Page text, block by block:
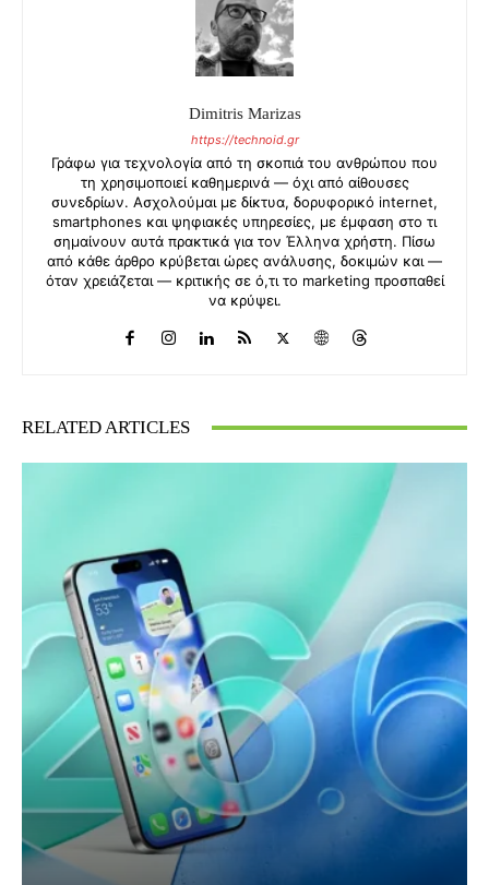
Dimitris Marizas
https://technoid.gr
Γράφω για τεχνολογία από τη σκοπιά του ανθρώπου που
τη χρησιμοποιεί καθημερινά — όχι από αίθουσες
συνεδρίων. Ασχολούμαι με δίκτυα, δορυφορικό internet,
smartphones και ψηφιακές υπηρεσίες, με έμφαση στο τι
σημαίνουν αυτά πρακτικά για τον Έλληνα χρήστη. Πίσω
από κάθε άρθρο κρύβεται ώρες ανάλυσης, δοκιμών και —
όταν χρειάζεται — κριτικής σε ό,τι το marketing προσπαθεί
να κρύψει.
RELATED ARTICLES